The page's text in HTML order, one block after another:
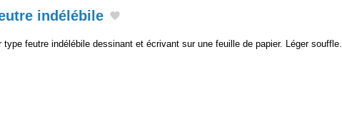
indélébile
type feutre indélébile dessinant et écrivant sur une feuille de papier. Léger souffle.